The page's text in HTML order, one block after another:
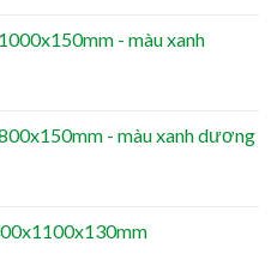
- màu xanh
- màu xanh dương